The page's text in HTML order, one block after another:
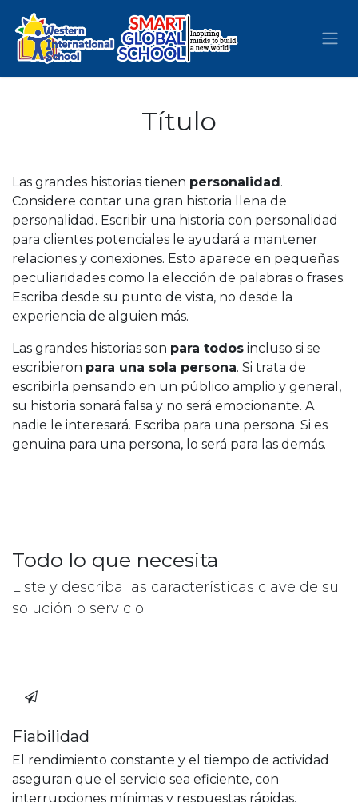
Título
Las grandes historias tienen personalidad.
Considere contar una gran historia llena de
personalidad. Escribir una historia con personalidad
para clientes potenciales le ayudará a mantener
relaciones y conexiones. Esto aparece en pequeñas
peculiaridades como la elección de palabras o frases.
Escriba desde su punto de vista, no desde la
experiencia de alguien más.
Las grandes historias son para todos incluso si se
escribieron para una sola persona. Si trata de
escribirla pensando en un público amplio y general,
su historia sonará falsa y no será emocionante. A
nadie le interesará. Escriba para una persona. Si es
genuina para una persona, lo será para las demás.
Todo lo que necesita
Liste y describa las características clave de su
solución o servicio.
Fiabilidad
El rendimiento constante y el tiempo de actividad
aseguran que el servicio sea eficiente, con
interrupciones mínimas y respuestas rápidas.